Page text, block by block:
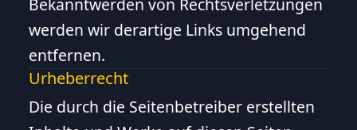
Bekanntwerden von Rechtsverletzungen
werden wir derartige Links umgehend
entfernen.
Urheberrecht
Die durch die Seitenbetreiber erstellten